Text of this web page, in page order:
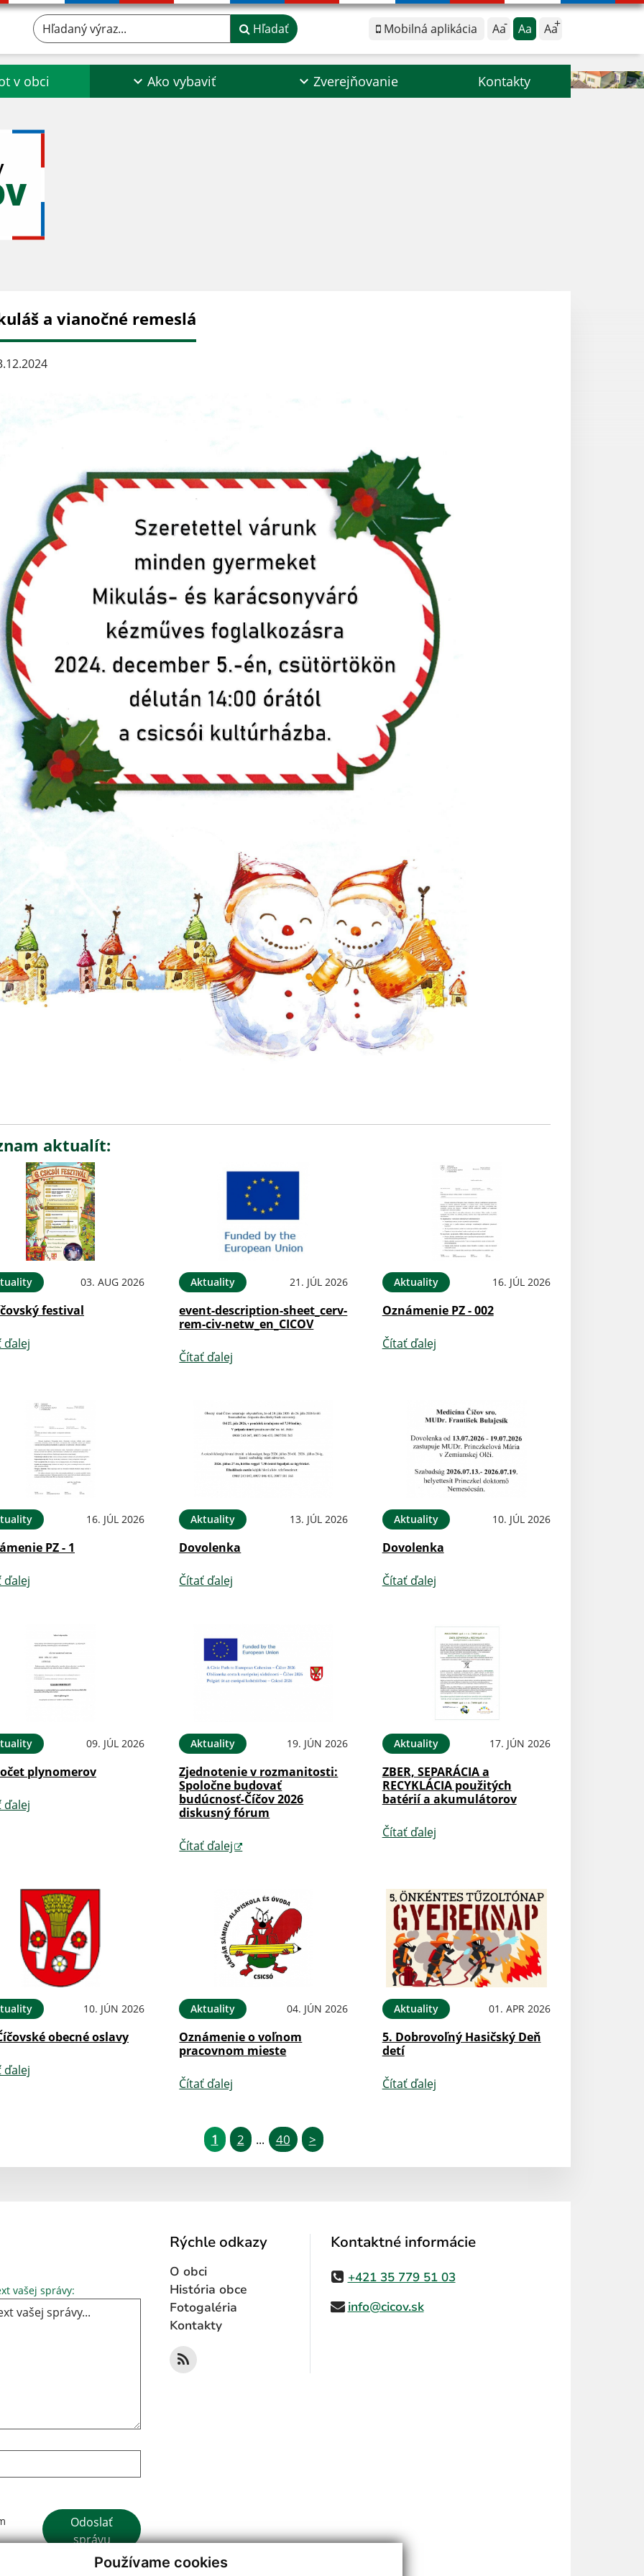
Používame cookies
Mobilná aplikácia Aa Aa Aa
Hľadaný výraz... Hľadať
v obci Ako vybaviť Zverejňovanie Kontakty
a vianočné remeslá
aktualít:
03. AUG 2026
festival
ďalej
Aktuality 21. JÚL 2026
event-description-sheet_cerv-
rem-civ-netw_en_CICOV
Čítať ďalej
Aktuality 16. JÚL 2026
Oznámenie PZ - 002
Čítať ďalej
16. JÚL 2026
PZ - 1
ďalej
Aktuality 13. JÚL 2026
Dovolenka
Čítať ďalej
Aktuality 10. JÚL 2026
Dovolenka
Čítať ďalej
09. JÚL 2026
plynomerov
ďalej
Aktuality 19. JÚN 2026
Zjednotenie v rozmanitosti:
Spoločne budovať
budúcnosť-Číčov 2026
diskusný fórum
Čítať ďalej
Aktuality 17. JÚN 2026
ZBER, SEPARÁCIA a
RECYKLÁCIA použitých
batérií a akumulátorov
Čítať ďalej
10. JÚN 2026
obecné oslavy
ďalej
Aktuality 04. JÚN 2026
Oznámenie o voľnom
pracovnom mieste
Čítať ďalej
Aktuality 01. APR 2026
5. Dobrovoľný Hasičský Deň
detí
Čítať ďalej
1 2 ... 40 >
vašej správy: Text vašej správy...
Google reCaptcha Response
Odoslať
správu
Rýchle odkazy
O obci
História obce
Fotogaléria
Kontakty
Kontaktné informácie
+421 35 779 51 03
info@cicov.sk